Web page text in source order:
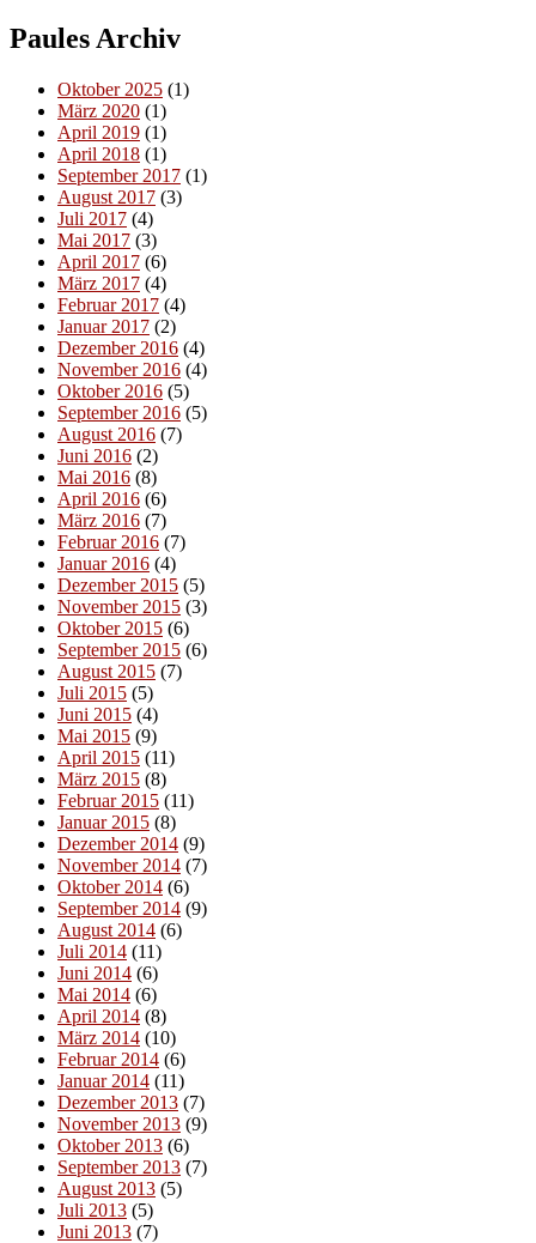
Paules Archiv
Oktober 2025 (1)
März 2020 (1)
April 2019 (1)
April 2018 (1)
September 2017 (1)
August 2017 (3)
Juli 2017 (4)
Mai 2017 (3)
April 2017 (6)
März 2017 (4)
Februar 2017 (4)
Januar 2017 (2)
Dezember 2016 (4)
November 2016 (4)
Oktober 2016 (5)
September 2016 (5)
August 2016 (7)
Juni 2016 (2)
Mai 2016 (8)
April 2016 (6)
März 2016 (7)
Februar 2016 (7)
Januar 2016 (4)
Dezember 2015 (5)
November 2015 (3)
Oktober 2015 (6)
September 2015 (6)
August 2015 (7)
Juli 2015 (5)
Juni 2015 (4)
Mai 2015 (9)
April 2015 (11)
März 2015 (8)
Februar 2015 (11)
Januar 2015 (8)
Dezember 2014 (9)
November 2014 (7)
Oktober 2014 (6)
September 2014 (9)
August 2014 (6)
Juli 2014 (11)
Juni 2014 (6)
Mai 2014 (6)
April 2014 (8)
März 2014 (10)
Februar 2014 (6)
Januar 2014 (11)
Dezember 2013 (7)
November 2013 (9)
Oktober 2013 (6)
September 2013 (7)
August 2013 (5)
Juli 2013 (5)
Juni 2013 (7)